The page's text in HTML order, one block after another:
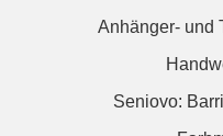
Anhänger- und
Seniovo: